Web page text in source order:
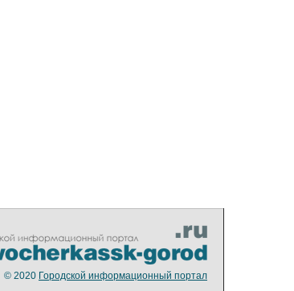
© 2020 Городской информационный портал